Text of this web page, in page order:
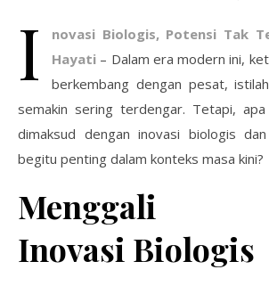
I
novasi Biologis, Potensi Tak
Hayati – Dalam era modern ini,
berkembang dengan pesat,
semakin sering terdengar. Tetapi,
dimaksud dengan inovasi biologis
begitu penting dalam konteks masa kini?
Menggali
Inovasi Biologis